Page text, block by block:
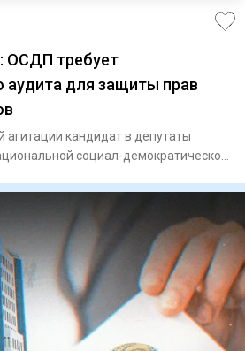
ОСДП требует
аудита для защиты прав
агитации кандидат в депутаты
социал-демократической